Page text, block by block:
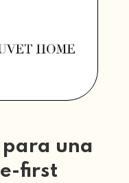
una
first